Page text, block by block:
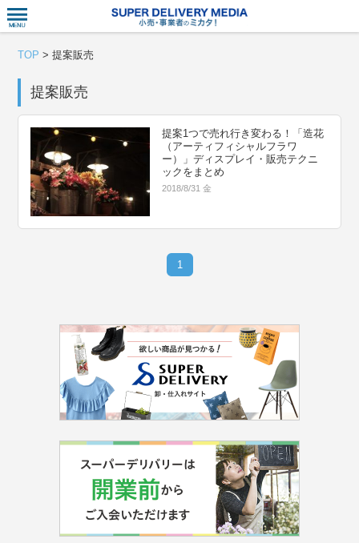
TOP >提案販売
提案販売
提案1つで売れ行き変わる！「造花
（アーティフィシャルフラワ
ー）」ディスプレイ・販売テクニ
ックをまとめ
2018/8/31 金
1